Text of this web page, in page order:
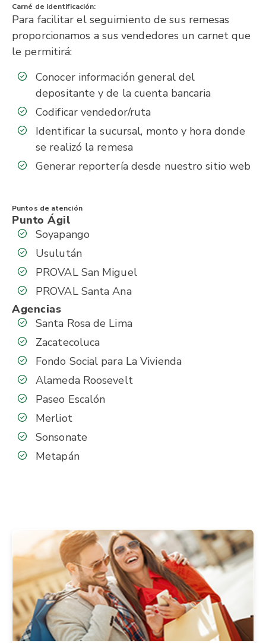
Carné de identificación:
Para facilitar el seguimiento de sus remesas
proporcionamos a sus vendedores un carnet que
le permitirá:
Conocer información general del
depositante y de la cuenta bancaria
Codificar vendedor/ruta
Identificar la sucursal, monto y hora donde
se realizó la remesa
Generar reportería desde nuestro sitio web
Puntos de atención
Punto Ágil
Soyapango
Usulután
PROVAL San Miguel
PROVAL Santa Ana
Agencias
Santa Rosa de Lima
Zacatecoluca
Fondo Social para La Vivienda
Alameda Roosevelt
Paseo Escalón
Merliot
Sonsonate
Metapán